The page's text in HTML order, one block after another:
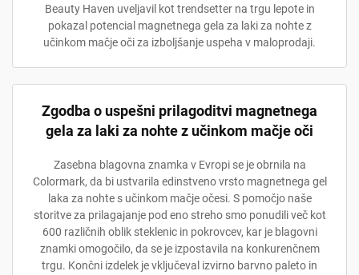
Beauty Haven uveljavil kot trendsetter na trgu lepote in
pokazal potencial magnetnega gela za laki za nohte z
učinkom mačje oči za izboljšanje uspeha v maloprodaji.
Zgodba o uspešni prilagoditvi magnetnega
gela za laki za nohte z učinkom mačje oči
Zasebna blagovna znamka v Evropi se je obrnila na
Colormark, da bi ustvarila edinstveno vrsto magnetnega gel
laka za nohte s učinkom mačje očesi. S pomočjo naše
storitve za prilagajanje pod eno streho smo ponudili več kot
600 različnih oblik steklenic in pokrovcev, kar je blagovni
znamki omogočilo, da se je izpostavila na konkurenčnem
trgu. Končni izdelek je vključeval izvirno barvno paleto in